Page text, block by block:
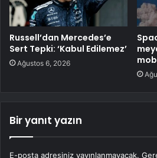
Russell’dan Mercedes’e
Sert Tepki: ‘Kabul Edilemez’
Ağustos 6, 2026
Bir yanıt yazın
E-posta adresiniz yayınlanmayacak.